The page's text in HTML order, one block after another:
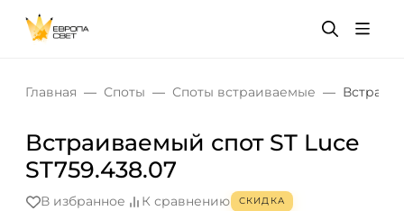
Главная Споты Споты встраиваемые
Встраиваемый спот ST Luce
ST759.438.07
В избранное К сравнению СКИДКА